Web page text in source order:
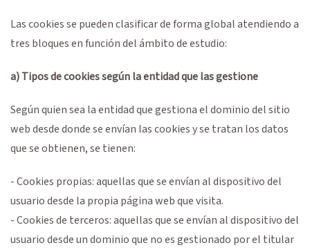
Las cookies se pueden clasificar de forma global atendiendo a
tres bloques en función del ámbito de estudio:
a) Tipos de cookies según la entidad que las gestione
Según quien sea la entidad que gestiona el dominio del sitio
web desde donde se envían las cookies y se tratan los datos
que se obtienen, se tienen:
- Cookies propias: aquellas que se envían al dispositivo del
usuario desde la propia página web que visita.
- Cookies de terceros: aquellas que se envían al dispositivo del
usuario desde un dominio que no es gestionado por el titular